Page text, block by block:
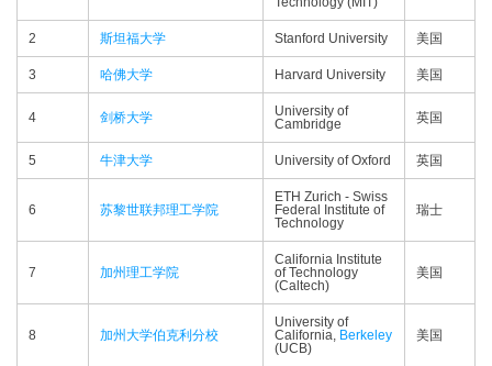
2 斯坦福大学 Stanford University 美国
3 哈佛大学 Harvard University 美国
4 剑桥大学
University of
Cambridge
英国
5 牛津大学 University of Oxford 英国
6 苏黎世联邦理工学院
ETH Zurich - Swiss
Federal Institute of
Technology
瑞士
7 加州理工学院
California Institute
of Technology
(Caltech)
美国
8 加州大学伯克利分校
University of
California, Berkeley
(UCB)
美国